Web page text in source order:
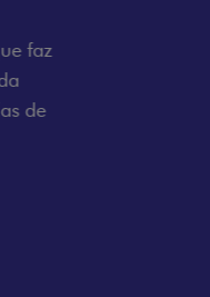
LollaBR e a
o teto bicolor e as
brilhante